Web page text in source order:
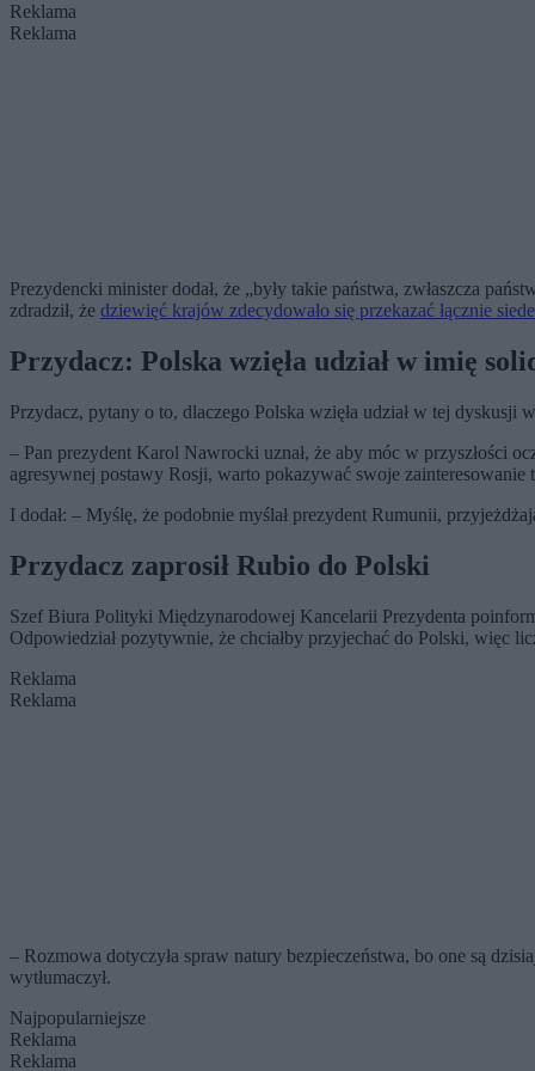
Reklama
Reklama
Prezydencki minister dodał, że „były takie państwa, zwłaszcza
zdradził, że dziewięć krajów zdecydowało się przekazać łącznie
Przydacz: Polska wzięła udział w imię
Przydacz, pytany o to, dlaczego Polska wzięła udział w tej
– Pan prezydent Karol Nawrocki uznał, że aby móc w przyszłości
agresywnej postawy Rosji, warto pokazywać swoje
I dodał: – Myślę, że podobnie myślał prezydent Rumunii,
Przydacz zaprosił Rubio do Polski
Szef Biura Polityki Międzynarodowej Kancelarii Prezydenta
Odpowiedział pozytywnie, że chciałby przyjechać do Polski, więc
Reklama
Reklama
– Rozmowa dotyczyła spraw natury bezpieczeństwa, bo one są
wytłumaczył.
Najpopularniejsze
Reklama
Reklama